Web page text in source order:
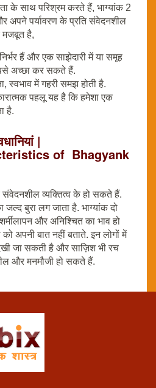
के साथ परिश्रम करते हैं, भाग्यांक 2
अपने पर्यावरण के प्रति संवेदनशील
मजबूत है,
हैं और एक साझेदारी में या समूह
अच्छा कर सकते हैं.
स्वभाव में गहरी समझ होती है.
पहलू यह है कि हमेशा एक
है.
|
of Bhagyank
संवेदनशील व्यक्तित्व के हो सकते हैं.
जल्द बुरा लग जाता है. भाग्यांक दो
और अनिश्चित का भाव हो
अपनी बात नहीं बताते. इन लोगों में
जा सकती है और साज़िश भी रच
और मनमौजी हो सकते हैं.